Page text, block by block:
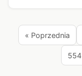
« Poprzednia
554